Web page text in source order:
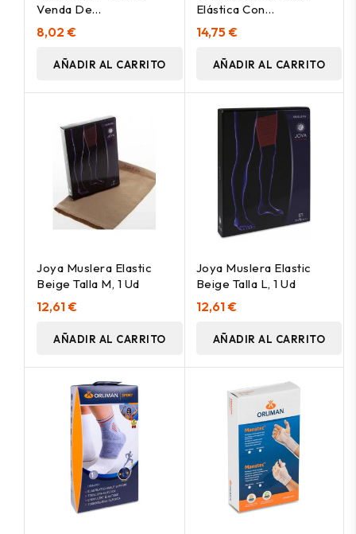
Venda De
Inmovilizacion
Inelástica 10Mx3,75Cm
8,02 €
AÑADIR AL CARRITO
Elástica Con
Almohadillas
Maleolares Silicona Y
Vendaje En ""8"" L"
14,75 €
AÑADIR AL CARRITO
Joya Muslera Elastic
Beige Talla M, 1 Ud
12,61 €
AÑADIR AL CARRITO
Joya Muslera Elastic
Beige Talla L, 1 Ud
12,61 €
AÑADIR AL CARRITO